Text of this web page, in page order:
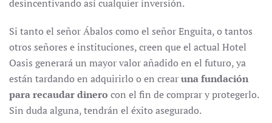
desincentivando así cualquier inversión.
Si tanto el señor Ábalos como el señor Enguita, o tantos
otros señores e instituciones, creen que el actual Hotel
Oasis generará un mayor valor añadido en el futuro, ya
están tardando en adquirirlo o en crearuna fundación
para recaudar dinero con el fin de comprar y protegerlo.
Sin duda alguna, tendrán el éxito asegurado.